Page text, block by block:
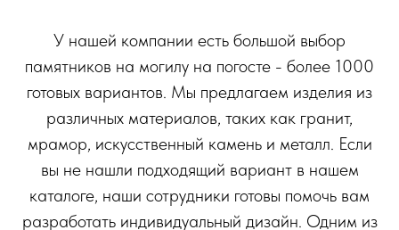
У нашей компании есть большой выбор
памятников на могилу на погосте - более 1000
готовых вариантов. Мы предлагаем изделия из
различных материалов, таких как гранит,
мрамор, искусственный камень и металл. Если
вы не нашли подходящий вариант в нашем
каталоге, наши сотрудники готовы помочь вам
разработать индивидуальный дизайн. Одним из